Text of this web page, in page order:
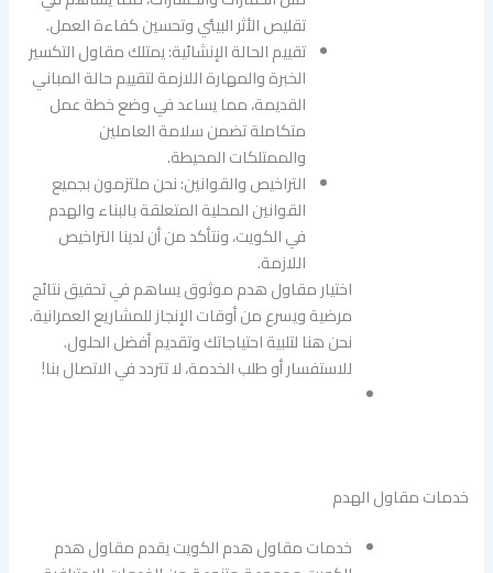
تقليص الأثر البيئي وتحسين كفاءة العمل.
تقييم الحالة الإنشائية: يمتلك مقاول التكسير
الخبرة والمهارة اللازمة لتقييم حالة المباني
القديمة، مما يساعد في وضع خطة عمل
متكاملة تضمن سلامة العاملين
والممتلكات المحيطة.
التراخيص والقوانين: نحن ملتزمون بجميع
القوانين المحلية المتعلقة بالبناء والهدم
في الكويت، ونتأكد من أن لدينا التراخيص
اللازمة.
اختيار مقاول هدم موثوق يساهم في تحقيق نتائج
مرضية ويسرع من أوقات الإنجاز للمشاريع العمرانية.
نحن هنا لتلبية احتياجاتك وتقديم أفضل الحلول.
للاستفسار أو طلب الخدمة، لا تتردد في الاتصال بنا!
خدمات مقاول الهدم
خدمات مقاول هدم الكويت يقدم مقاول هدم